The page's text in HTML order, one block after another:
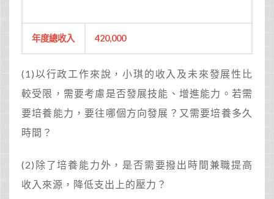
年度總收入 420,000
(1)以行政工作來說，小琪的收入及未來發展性比
較受限，需要考慮是否發展技能、增進能力。若需
要培養能力，要往哪個方向發展？又需要培養多久
時間？
(2)除了培養能力外，是否需要撥出時間兼職提高
收入來源，降低支出上的壓力？